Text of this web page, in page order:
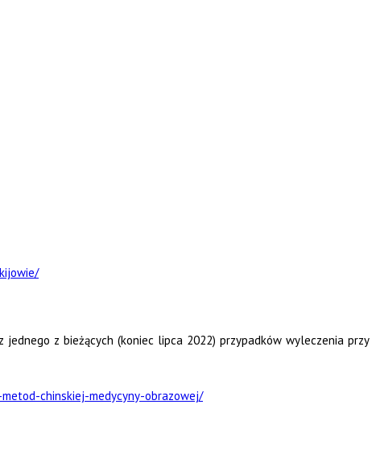
jednego z bieżących (koniec lipca 2022) przypadków wyleczenia przy
chinskiej-medycyny-obrazowej/